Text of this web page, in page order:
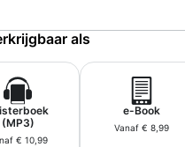
als
(MP3)
€ 10,99
e-Book
Vanaf € 8,99